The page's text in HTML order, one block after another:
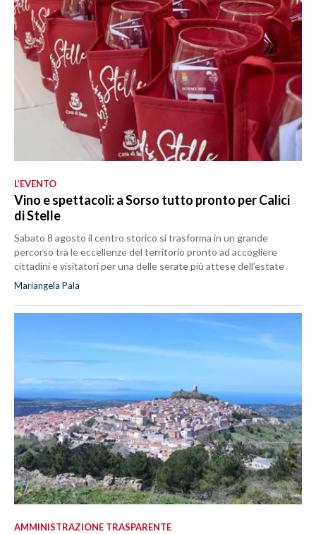
L’EVENTO
Vino e spettacoli: a Sorso tutto pronto per Calici
di Stelle
Sabato 8 agosto il centro storico si trasforma in un grande
percorso tra le eccellenze del territorio pronto ad accogliere
cittadini e visitatori per una delle serate più attese dell’estate
Mariangela Pala
AMMINISTRAZIONE TRASPARENTE